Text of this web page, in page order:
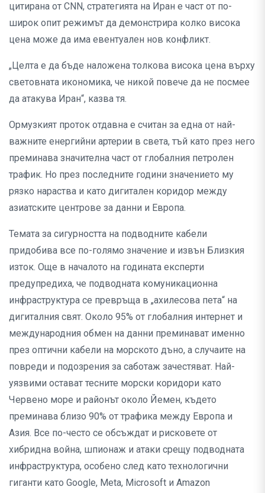
цитирана от CNN, стратегията на Иран е част от по-
широк опит режимът да демонстрира колко висока
цена може да има евентуален нов конфликт.
„Целта е да бъде наложена толкова висока цена върху
световната икономика, че никой повече да не посмее
да атакува Иран“, казва тя.
Ормузкият проток отдавна е считан за една от най-
важните енергийни артерии в света, тъй като през него
преминава значителна част от глобалния петролен
трафик. Но през последните години значението му
рязко нараства и като дигитален коридор между
азиатските центрове за данни и Европа.
Темата за сигурността на подводните кабели
придобива все по-голямо значение и извън Близкия
изток. Още в началото на годината експерти
предупредиха, че подводната комуникационна
инфраструктура се превръща в „ахилесова пета“ на
дигиталния свят. Около 95% от глобалния интернет и
международния обмен на данни преминават именно
през оптични кабели на морското дъно, а случаите на
повреди и подозрения за саботаж зачестяват. Най-
уязвими остават тесните морски коридори като
Червено море и районът около Йемен, където
преминава близо 90% от трафика между Европа и
Азия. Все по-често се обсъждат и рисковете от
хибридна война, шпионаж и атаки срещу подводната
инфраструктура, особено след като технологични
гиганти като Google, Meta, Microsoft и Amazon